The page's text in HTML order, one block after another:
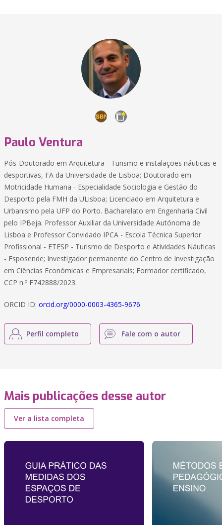
Paulo Ventura
Pós-Doutorado em Arquitetura - Turismo e instalações náuticas e
desportivas, FA da Universidade de Lisboa; Doutorado em
Motricidade Humana - Especialidade Sociologia e Gestão do
Desporto pela FMH da ULisboa; Licenciado em Arquitetura e
Urbanismo pela UFP do Porto. Bacharelato em Engenharia Civil
pelo IPBeja. Professor Auxiliar da Universidade Autónoma de
Lisboa e Professor Convidado IPCA - Escola Técnica Superior
Profissional - ETESP - Turismo de Desporto e Atividades Náuticas
- Esposende; Investigador permanente do Centro de Investigação
em Ciências Económicas e Empresariais; Formador certificado,
CCP n.º F742888/2023.
ORCID ID: orcid.org/0000-0003-4365-9676
Perfil completo Fale com o autor
Mais publicações desse autor
Ver a lista completa